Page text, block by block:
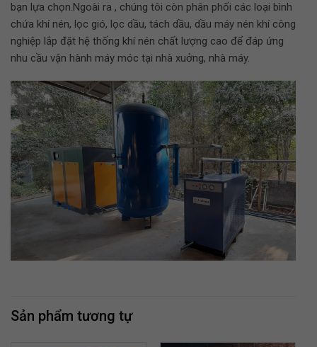
bạn lựa chọn.Ngoài ra , chúng tôi còn phân phối các loại bình
chứa khí nén, lọc gió, lọc dầu, tách dầu, dầu máy nén khí công
nghiệp lắp đặt hệ thống khí nén chất lượng cao để đáp ứng
nhu cầu vận hành máy móc tại nhà xuởng, nhà máy.
Sản phẩm tương tự